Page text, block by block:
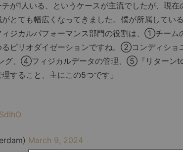
が1人いる、というケースが主流でしたが、現在
とても幅広くなってきました。僕が所属してい
ジカルパフォーマンス部門の役割は、①チーム
ピリオダイゼーションですね。②コンディショ
グ、④フィジカルデータの管理、⑤『リターンto
すること、主にこの5つです」
March 9, 2024